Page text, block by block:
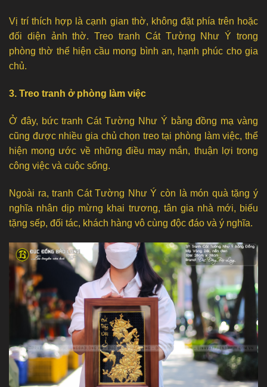
Vị trí thích hợp là cạnh gian thờ, không đặt phía trên hoặc
đối diện ảnh thờ. Treo tranh Cát Tường Như Ý trong
phòng thờ thể hiện cầu mong bình an, hạnh phúc cho gia
chủ.
3. Treo tranh ở phòng làm việc
Ở đây, bức tranh Cát Tường Như Ý bằng đồng mạ vàng
cũng được nhiều gia chủ chọn treo tại phòng làm việc, thể
hiện mong ước về những điều may mắn, thuận lợi trong
công việc và cuộc sống.
Ngoài ra, tranh Cát Tường Như Ý còn là món quà tặng ý
nghĩa nhân dịp mừng khai trương, tân gia nhà mới, biếu
tặng sếp, đối tác, khách hàng vô cùng độc đáo và ý nghĩa.